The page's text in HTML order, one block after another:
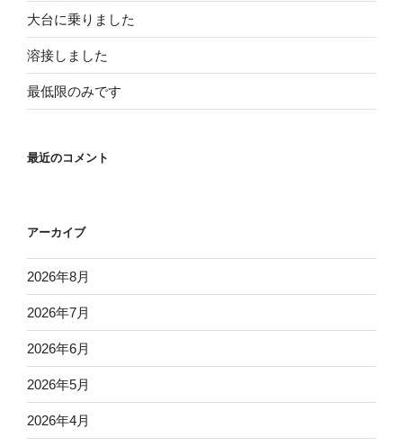
大台に乗りました
溶接しました
最低限のみです
最近のコメント
アーカイブ
2026年8月
2026年7月
2026年6月
2026年5月
2026年4月